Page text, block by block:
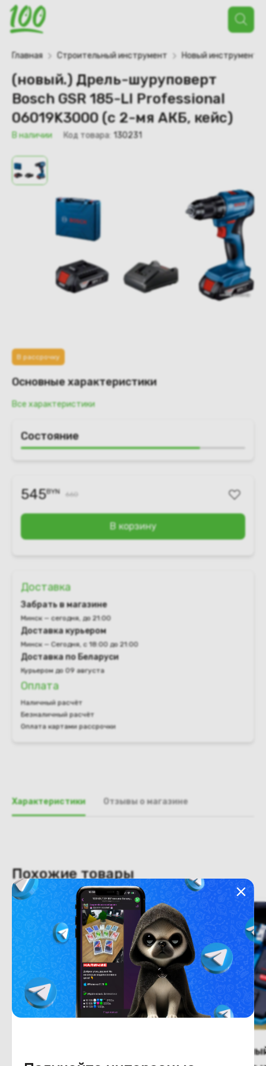
Поиск
товаров
Главная Строительный инструмент Новый инструмент
(новый.) Дрель-шуруповерт
Bosch GSR 185-LI Professional
06019K3000 (с 2-мя АКБ, кейс)
В наличии Код товара: 130231
В рассрочку
Основные характеристики
Все характеристики
Состояние
545BYN 660
В корзину
Доставка
Забрать в магазине
Минск — сегодня, до 21:00
Доставка курьером
Минск — Сегодня, с 18:00 до 21:00
Доставка по Беларуси
Курьером до 09 августа
Оплата
Наличный расчёт
Безналичный расчёт
Оплата картами рассрочки
Характеристики Отзывы о магазине
Похожие товары